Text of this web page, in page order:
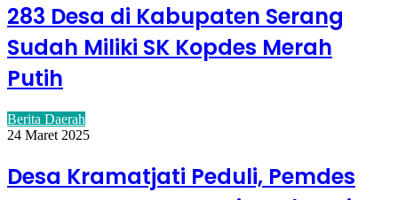
283 Desa di Kabupaten Serang
Sudah Miliki SK Kopdes Merah
Putih
Berita Daerah
24 Maret 2025
Desa Kramatjati Peduli, Pemdes